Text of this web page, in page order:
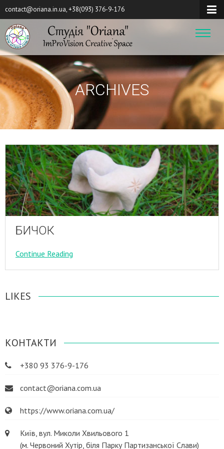
contact@oriana.in.ua, +38(093) 376-9-176
ARCHIVES
БИЧОК
Continue Reading
LIKES
КОНТАКТИ
+380 93 376-9-176
contact@oriana.com.ua
https://www.oriana.com.ua/
Київ, вул. Миколи Хвильового 1
(м. Червоний Хутір, біля Парку Партизанської Слави)